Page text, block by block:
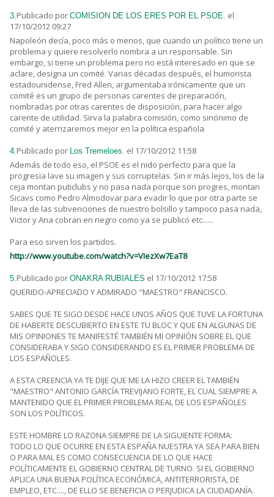
3.Publicado por COMISION DE LOS ERES POR EL PSOE. el
17/10/2012 09:27
Napoleón decía, poco más o menos, que cuando un político tiene un
problema y quiere resolverlo nombra a un responsable. Sin
embargo, si tiene un problema pero no está interesado en que se
aclare, designa un comité. Varias décadas después, el humorista
estadounidense, Fred Allen, argumentaba irónicamente que un
comité es un grupo de personas carentes de preparación,
nombradas por otras carentes de disposición, para hacer algo
carente de utilidad. Sirva la palabra comisión, como sinónimo de
comité y aterrizaremos mejor en la política española
4.Publicado por Los Tremeloes. el 17/10/2012 11:58
Además de todo eso, el PSOE es el nido perfecto para que la
progresia lave su imagen y sus corruptelas. Sin ir más lejos, los de la
ceja montan puticlubs y no pasa nada porque son progres, montan
Sicavs como Pedro Almodovar para evadir lo que por otra parte se
lleva de las subvenciones de nuestro bolsillo y tampoco pasa nada,
Victor y Ana cobran en negro como ya se publicó etc......
Para eso sirven los partidos.
http://www.youtube.com/watch?v=VIezXw7EaT8
5.Publicado por ONAKRA RUBIALES el 17/10/2012 17:58
QUERIDO-APRECIADO Y ADMIRADO "MAESTRO" FRANCISCO.
SABES QUE TE SIGO DESDE HACE UNOS AÑOS QUE TUVE LA FORTUNA
DE HABERTE DESCUBIERTO EN ESTE TU BLOC Y QUE EN ALGUNAS DE
MIS OPINIONES TE MANIFESTÉ TAMBIÉN MI OPINIÓN SOBRE EL QUE
CONSIDERABA Y SIGO CONSIDERANDO ES EL PRIMER PROBLEMA DE
LOS ESPAÑOLES.
A ESTA CREENCIA YA TE DIJE QUE ME LA HIZO CREER EL TAMBIÉN
"MAESTRO" ANTONIO GARCÍA TREVIJANO FORTE, EL CUAL SIEMPRE A
MANTENIDO QUE EL PRIMER PROBLEMA REAL DE LOS ESPAÑOLES
SON LOS POLÍTICOS.
ESTE HOMBRE LO RAZONA SIEMPRE DE LA SIGUIENTE FORMA:
TODO LO QUE OCURRE EN ESTA ESPAÑA NUESTRA YA SEA PARA BIEN
O PARA MAL ES COMO CONSECUENCIA DE LO QUE HACE
POLÍTICAMENTE EL GOBIERNO CENTRAL DE TURNO. SI EL GOBIERNO
APLICA UNA BUENA POLÍTICA ECONÓMICA, ANTITERRORISTA, DE
EMPLEO, ETC...., DE ELLO SE BENEFICIA O PERJUDICA LA CIUDADANÍA.